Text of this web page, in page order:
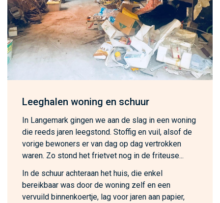
Leeghalen woning en schuur
In Langemark gingen we aan de slag in een woning
die reeds jaren leegstond. Stoffig en vuil, alsof de
vorige bewoners er van dag op dag vertrokken
waren. Zo stond het frietvet nog in de friteuse...
In de schuur achteraan het huis, die enkel
bereikbaar was door de woning zelf en een
vervuild binnenkoertje, lag voor jaren aan papier,